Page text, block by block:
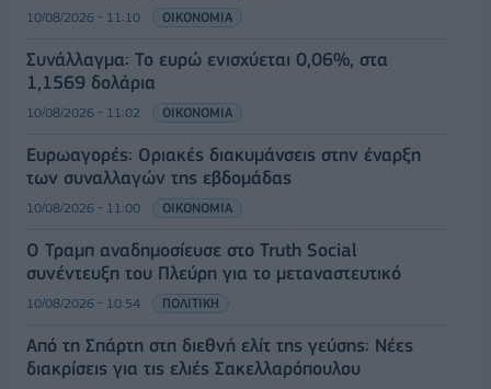
10/08/2026 - 11:10 ΟΙΚΟΝΟΜΙΑ
Συνάλλαγμα: Το ευρώ ενισχύεται 0,06%, στα
1,1569 δολάρια
10/08/2026 - 11:02 ΟΙΚΟΝΟΜΙΑ
Ευρωαγορές: Οριακές διακυμάνσεις στην έναρξη
των συναλλαγών της εβδομάδας
10/08/2026 - 11:00 ΟΙΚΟΝΟΜΙΑ
Ο Τραμπ αναδημοσίευσε στο Truth Social
συνέντευξη του Πλεύρη για το μεταναστευτικό
10/08/2026 - 10:54 ΠΟΛΙΤΙΚΗ
Από τη Σπάρτη στη διεθνή ελίτ της γεύσης: Νέες
διακρίσεις για τις ελιές Σακελλαρόπουλου